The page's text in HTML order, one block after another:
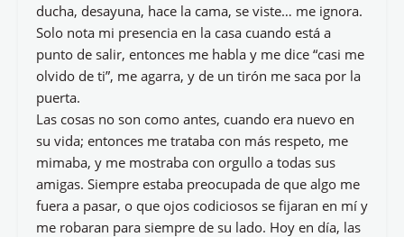
ducha, desayuna, hace la cama, se viste… me ignora.
Solo nota mi presencia en la casa cuando está a
punto de salir, entonces me habla y me dice “casi me
olvido de ti”, me agarra, y de un tirón me saca por la
puerta.
Las cosas no son como antes, cuando era nuevo en
su vida; entonces me trataba con más respeto, me
mimaba, y me mostraba con orgullo a todas sus
amigas. Siempre estaba preocupada de que algo me
fuera a pasar, o que ojos codiciosos se fijaran en mí y
me robaran para siempre de su lado. Hoy en día, las